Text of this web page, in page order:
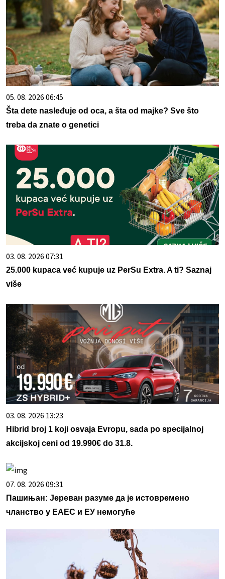
05. 08. 2026 06:45
Šta dete nasleđuje od oca, a šta od majke? Sve što
treba da znate o genetici
03. 08. 2026 07:31
25.000 kupaca već kupuje uz PerSu Extra. A ti? Saznaj
više
03. 08. 2026 13:23
Hibrid broj 1 koji osvaja Evropu, sada po specijalnoj
akcijskoj ceni od 19.990€ do 31.8.
07. 08. 2026 09:31
Пашињан: Јереван разуме да је истовремено
чланство у ЕАЕС и ЕУ немогуће